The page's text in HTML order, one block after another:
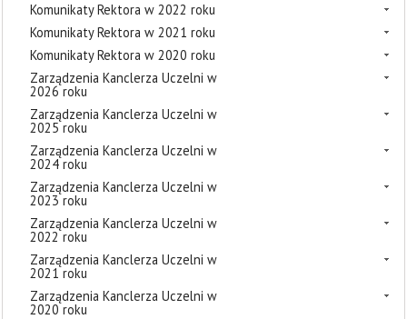
Komunikaty Rektora w 2022 roku
Komunikaty Rektora w 2021 roku
Komunikaty Rektora w 2020 roku
Zarządzenia Kanclerza Uczelni w
2026 roku
Zarządzenia Kanclerza Uczelni w
2025 roku
Zarządzenia Kanclerza Uczelni w
2024 roku
Zarządzenia Kanclerza Uczelni w
2023 roku
Zarządzenia Kanclerza Uczelni w
2022 roku
Zarządzenia Kanclerza Uczelni w
2021 roku
Zarządzenia Kanclerza Uczelni w
2020 roku